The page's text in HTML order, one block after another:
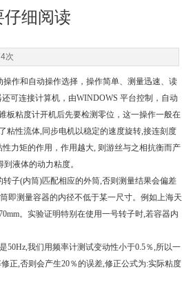
细阅读
次
作和自动操作选择，操作简单、测量迅速、读
可连接计算机，由WINDOWS 平台控制，自动
板粘度计开机后先要检测零位，这一操作一般在
粘性流体,同步电机以稳定的速度旋转,接连刻度
力矩的作用，作用越大, 则游丝与之相抗衡而产
液体的动力粘度。
子(内筒)匹配相应的外筒,否则测量结果会偏差
即测量容器的内径不低于某一尺寸。例如上海天
。实验证明特别在使用一号转子时,若容器内
我们用频率计测试变动性小于0.5％,所以一
正,否则会产生20％的误差,修正公式为:实际粘度